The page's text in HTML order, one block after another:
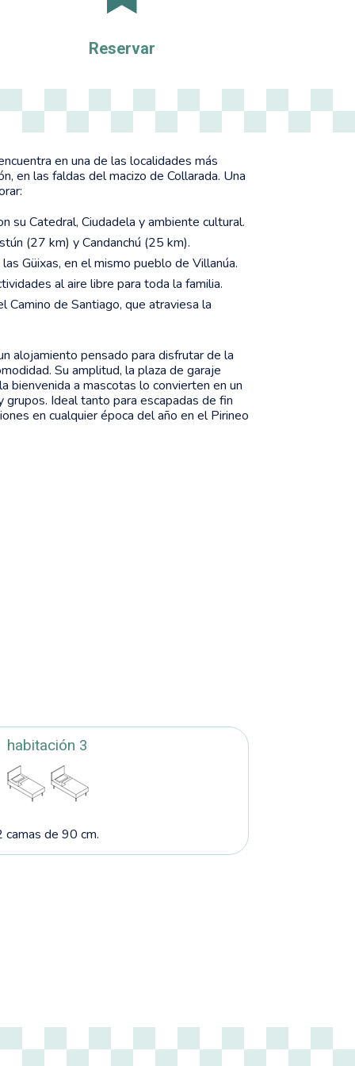
Reservar
en una de las localidades más
en las faldas del macizo de Collarada. Una
su Catedral, Ciudadela y ambiente cultural.
(27 km) y Candanchú (25 km).
Güixas, en el mismo pueblo de Villanúa.
al aire libre para toda la familia.
Camino de Santiago, que atraviesa la
alojamiento pensado para disfrutar de la
Su amplitud, la plaza de garaje
bienvenida a mascotas lo convierten en un
Ideal tanto para escapadas de fin
en cualquier época del año en el Pirineo
habitación 3
camas de 90 cm.